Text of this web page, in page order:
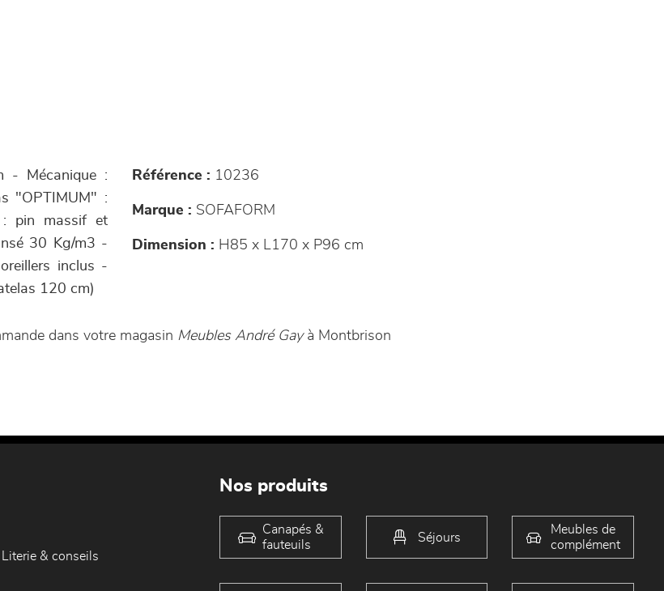
- Mécanique :
"OPTIMUM" :
: pin massif et
30 Kg/m3 -
inclus -
120 cm)
Référence : 10236
Marque : SOFAFORM
Dimension : H85 x L170 x P96 cm
dans votre magasin Meubles André Gayà Montbrison
Literie & conseils
Nos produits
Canapés &
fauteuils
Séjours
Meubles de
complément